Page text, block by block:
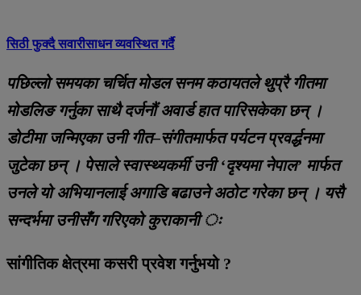
सिठी फुक्दै सवारीसाधन व्यवस्थित गर्दै
पछिल्लो समयका चर्चित मोडल सनम कठायतले थुप्रै गीतमा
मोडलिङ गर्नुका साथै दर्जनौं अवार्ड हात पारिसकेका छन् ।
डोटीमा जन्मिएका उनी गीत–संगीतमार्फत पर्यटन प्रवर्द्धनमा
जुटेका छन् । पेसाले स्वास्थ्यकर्मी उनी ‘दृश्यमा नेपाल’ मार्फत
उनले यो अभियानलाई अगाडि बढाउने अठोट गरेका छन् । यसै
सन्दर्भमा उनीसँग गरिएको कुराकानी ः
सांगीतिक क्षेत्रमा कसरी प्रवेश गर्नुभयो ?